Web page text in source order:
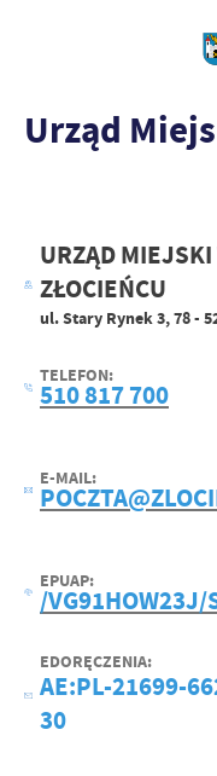
Urząd
URZĄD MIEJSKI
ZŁOCIEŃCU
ul. Stary Rynek 3, 78 -
TELEFON:
510 817 700
E-MAIL:
EPUAP:
/VG91HOW23J/
EDORĘCZENIA:
AE:PL-21699-
30